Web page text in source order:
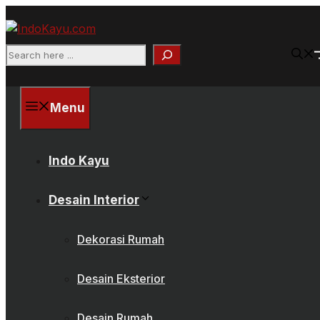
to
content
Search
Menu
Indo Kayu
Desain Interior
Dekorasi Rumah
Desain Eksterior